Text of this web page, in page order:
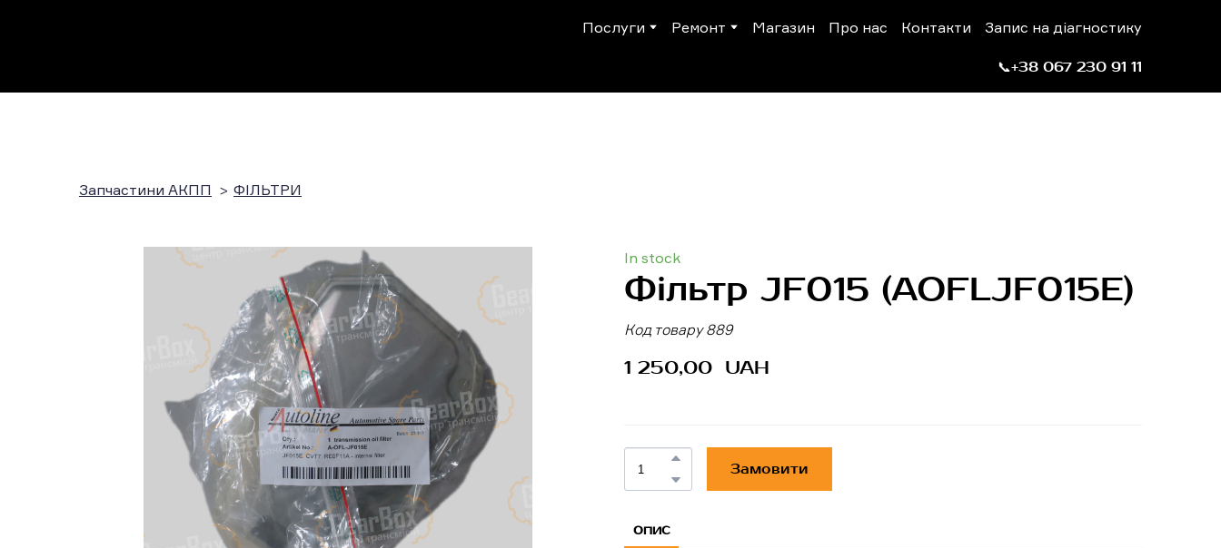
Послуги Ремонт Магазин Про нас Контакти Запис на діагностику
📞+38 067 230 91 11
Запчастини АКПП ФІЛЬТРИ
In stock
Фільтр JF015 (AOFLJF015E)
Код товару 889
1 250,00  UAH
Замовити
ОПИС